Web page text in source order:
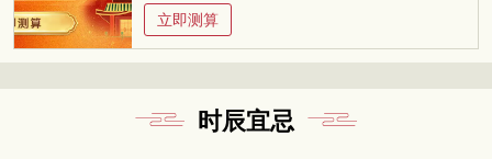
立即测算
时辰宜忌